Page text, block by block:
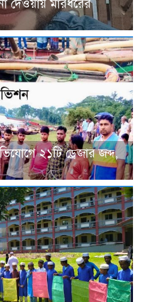
দেওয়ায় মারধরের
২১টি ড্রেজার জব্দ,